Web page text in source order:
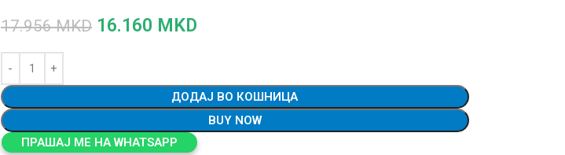
17.956MKD 16.160 MKD
ДОДАЈ ВО КОШНИЦА
BUY NOW
ПРАШАЈ МЕ НА WHATSAPP